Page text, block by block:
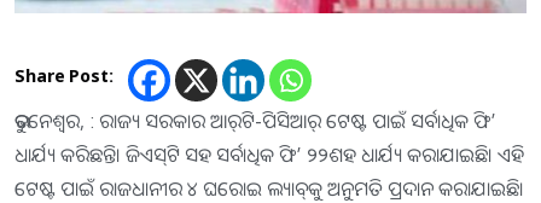
Share Post:
ଭୁବନେଶ୍ୱର, : ରାଜ୍ୟ ସରକାର ଆର୍‌ଟି-ପିସିଆର୍‌ ଟେଷ୍ଟ ପାଇଁ ସର୍ବାଧିକ ଫି’
ଧାର୍ଯ୍ୟ କରିଛନ୍ତି। ଜିଏସ୍‌ଟି ସହ ସର୍ବାଧିକ ଫି’ ୨୨ଶହ ଧାର୍ଯ୍ୟ କରାଯାଇଛି। ଏହି
ଟେଷ୍ଟ ପାଇଁ ରାଜଧାନୀର ୪ ଘରୋଇ ଲ୍ୟାବ୍‌କୁ ଅନୁମତି ପ୍ରଦାନ କରାଯାଇଛି।